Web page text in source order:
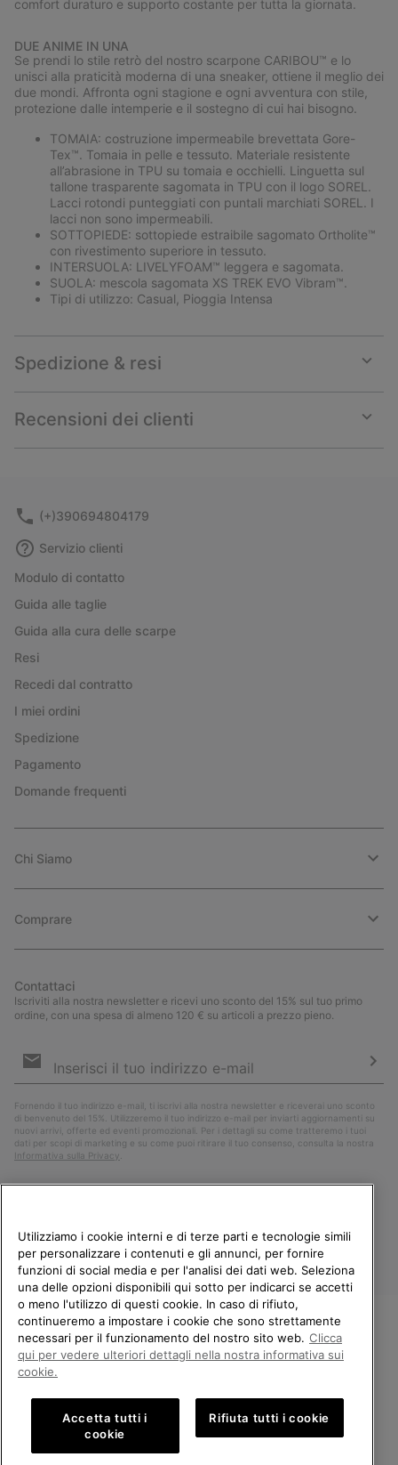
comfort duraturo e supporto costante per tutta la giornata.
DUE ANIME IN UNA
Se prendi lo stile retrò del nostro scarpone CARIBOU™ e lo
unisci alla praticità moderna di una sneaker, ottiene il meglio dei
due mondi. Affronta ogni stagione e ogni avventura con stile,
protezione dalle intemperie e il sostegno di cui hai bisogno.
TOMAIA: costruzione impermeabile brevettata Gore-
Tex™. Tomaia in pelle e tessuto. Materiale resistente
all’abrasione in TPU su tomaia e occhielli. Linguetta sul
tallone trasparente sagomata in TPU con il logo SOREL.
Lacci rotondi punteggiati con puntali marchiati SOREL. I
lacci non sono impermeabili.
SOTTOPIEDE: sottopiede estraibile sagomato Ortholite™
con rivestimento superiore in tessuto.
INTERSUOLA: LIVELYFOAM™ leggera e sagomata.
SUOLA: mescola sagomata XS TREK EVO Vibram™.
Tipi di utilizzo: Casual, Pioggia Intensa
Spedizione & resi
or
Recensioni dei clienti
or
(+)390694804179
Servizio clienti
Modulo di contatto
Guida alle taglie
Guida alla cura delle scarpe
Resi
Recedi dal contratto
I miei ordini
Spedizione
Pagamento
Domande frequenti
Chi Siamo
Comprare
Contattaci
Iscriviti alla nostra newsletter e ricevi uno sconto del 15% sul tuo primo
ordine, con una spesa di almeno 120 € su articoli a prezzo pieno.
e-
Fornendo il tuo indirizzo e-mail, ti iscrivi alla nostra newsletter e riceverai uno sconto
di benvenuto del 15%. Utilizzeremo il tuo indirizzo e-mail per inviarti aggiornamenti su
nuovi arrivi, offerte ed eventi promozionali. Per i dettagli su come tratteremo i tuoi
dati per scopi di marketing e su come puoi ritirare il tuo consenso, consulta la nostra
Informativa sulla Privacy
Italia
©2026Columbia Sportswear Company. Avenue des Morgines, 12 1213
Petit-Lancy Switzerland. Tutti i diritti riservati.
Politica sulla privacy Termini di utilizzo
Condizioni Generali di Vendita
Public CBCR
BENVENUTO/A IN SOREL.
SELEZIONA IL TUO PAESE DI
Shopping online disponibile
Utilizziamo i cookie interni e di terze parti e tecnologie simili
per personalizzare i contenuti e gli annunci, per fornire
funzioni di social media e per l'analisi dei dati web. Seleziona
una delle opzioni disponibili qui sotto per indicarci se accetti
o meno l'utilizzo di questi cookie. In caso di rifiuto,
continueremo a impostare i cookie che sono strettamente
necessari per il funzionamento del nostro sito web. Clicca
qui per vedere ulteriori dettagli nella nostra informativa sui
cookie.
Accetta tutti i
cookie
Rifiuta tutti i cookie